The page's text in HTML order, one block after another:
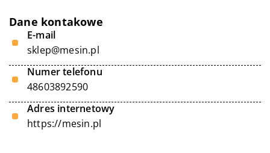
Dane kontakowe
E-mail
sklep@mesin.pl
Numer telefonu
48603892590
Adres internetowy
https://mesin.pl